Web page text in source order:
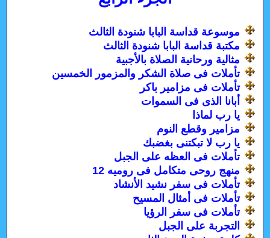
موسوعة قداسة البابا شنودة الثالث
مكتبة قداسة البابا شنودة الثالث
مثالية ورحانية الصلاة بالأجبية
تأملات فى صلاة الشكر والمزمور الخمسين
تأملات فى مزامير باكر
أبانا الذى فى السموات
يا رب لماذا
مزامير وقطع النوم
يا رب لا تبكتنى بغضبك
تأملات فى العظه على الجبل
منهج روحى متكامل فى روميه 12
تأملات فى سفر نشيد الأنشاد
تأملات فى أمثال المسيح
تأملات فى سفر الرؤيا
التجربة على الجبل